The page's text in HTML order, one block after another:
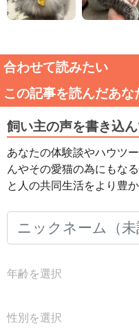
合わせて読みたい
この記事を読んだあな
飼い主の声を書き込
あなたの体験談やハウツ
んやその愛猫の為にもな
と人の共同生活をより豊
年齢を選択
性別を選択